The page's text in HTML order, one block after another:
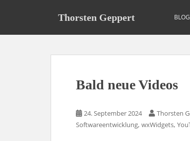
Thorsten Geppert BLOG
Bald neue Videos
24. September 2024 Thorsten
Softwareentwicklung, wxWidgets,